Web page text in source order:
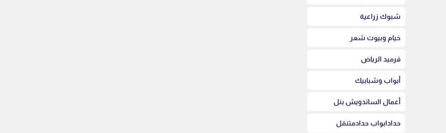
شبوك زراعية
خيام وبيوت شعر
قرميد الرياض
أبواب وشبابيك
أعمال الساندويش بنل
حدادابواب حدادمتنقل